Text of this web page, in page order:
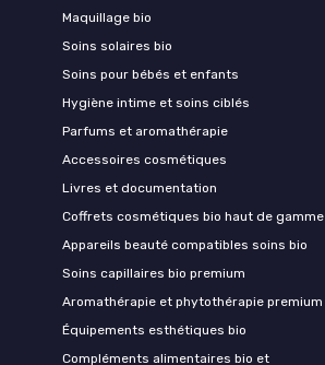
Maquillage bio
Soins solaires bio
Soins pour bébés et enfants
Hygiène intime et soins ciblés
Parfums et aromathérapie
Accessoires cosmétiques
Livres et documentation
Coffrets cosmétiques bio haut de gamme
Appareils beauté compatibles soins bio
Soins capillaires bio premium
Aromathérapie et phytothérapie premium
Équipements esthétiques bio
Compléments alimentaires bio et